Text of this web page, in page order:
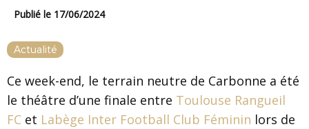
Publié le 17/06/2024
Actualité
Ce week-end, le terrain neutre de Carbonne a été
le théâtre d’une finale entre Toulouse Rangueil
FC et Labège Inter Football Club Féminin lors de